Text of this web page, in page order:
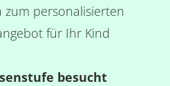
personalisierten
für Ihr Kind
besucht